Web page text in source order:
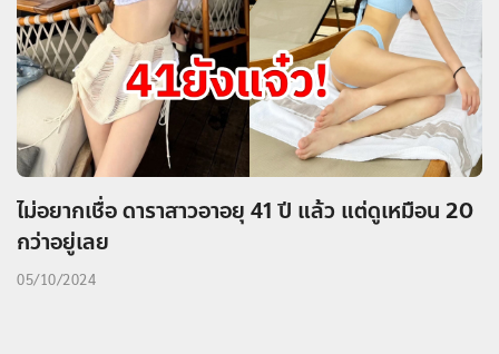
ไม่อยากเชื่อ ดาราสาวอาอยุ 41 ปี แล้ว แต่ดูเหมือน 20
กว่าอยู่เลย
05/10/2024